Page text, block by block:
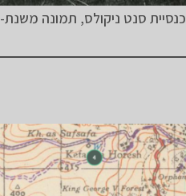
כנסיית סנט ניקולס, תמונה משנת- 1987 צילם: Garo Nalbandian